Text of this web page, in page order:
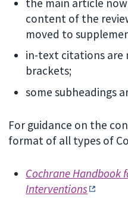
content of the
moved to
in-text citations are
brackets;
some subheadings
For guidance on the
format of all types of
Cochrane Handbook
Interventions